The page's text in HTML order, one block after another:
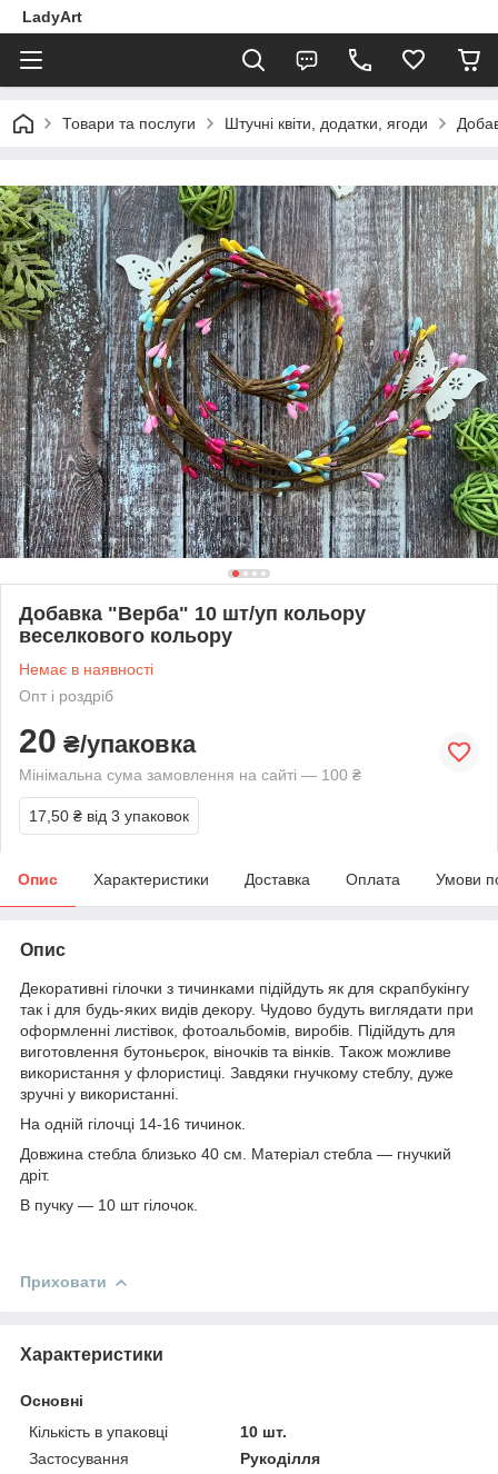
LadyArt
Товари та послуги Штучні квіти, додатки, ягоди
Добавка "Верба" 10 шт/уп кольору
веселкового кольору
Немає в наявності
Опт і роздріб
20 ₴/упаковка
Мінімальна сума замовлення на сайті — 100 ₴
17,50 ₴ від 3 упаковок
Опис Характеристики Доставка Оплата Умови
Опис
Декоративні гілочки з тичинками підійдуть як для скрапбукінгу
так і для будь-яких видів декору. Чудово будуть виглядати при
оформленні листівок, фотоальбомів, виробів. Підійдуть для
виготовлення бутоньєрок, віночків та вінків. Також можливе
використання у флористиці. Завдяки гнучкому стеблу, дуже
зручні у використанні.
На одній гілочці 14-16 тичинок.
Довжина стебла близько 40 см. Матеріал стебла ― гнучкий
дріт.
В пучку ― 10 шт гілочок.
Приховати
Характеристики
Основні
Кількість в упаковці
10 шт.
Застосування
Рукоділля